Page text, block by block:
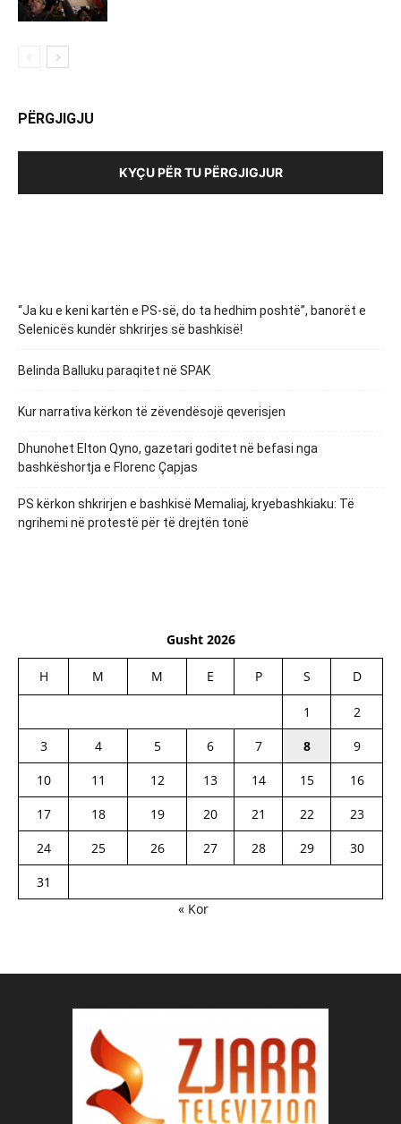
PËRGJIGJU
KYÇU PËR TU PËRGJIGJUR
“Ja ku e keni kartën e PS-së, do ta hedhim poshtë”, banorët e
Selenicës kundër shkrirjes së bashkisë!
Belinda Balluku paraqitet në SPAK
Kur narrativa kërkon të zëvendësojë qeverisjen
Dhunohet Elton Qyno, gazetari goditet në befasi nga
bashkëshortja e Florenc Çapjas
PS kërkon shkrirjen e bashkisë Memaliaj, kryebashkiaku: Të
ngrihemi në protestë për të drejtën tonë
Gusht 2026
H M M E P S D
1
2
3
4 5 6 7 8
9
10
11 12 13 14 15
16
17
18 19 20 21 22
23
24
25 26 27 28 29
30
31
« Kor